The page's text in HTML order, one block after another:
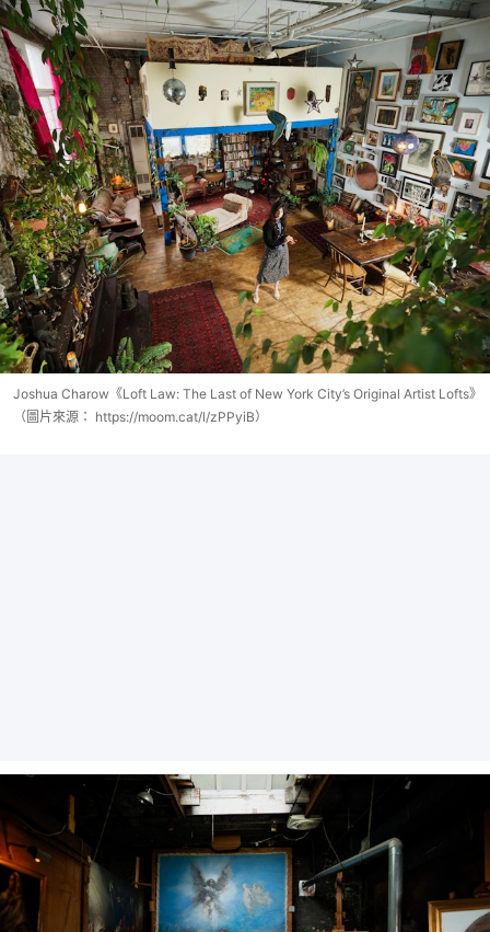
Joshua Charow《Loft Law: The Last of New York City’s Original Artist Lofts》
（圖片來源： https://moom.cat/l/zPPyiB）